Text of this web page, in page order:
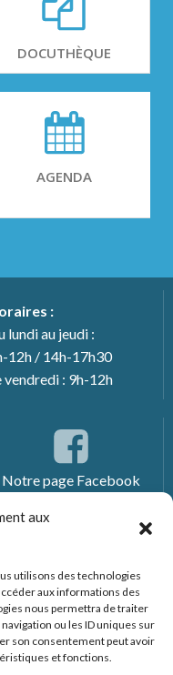
aux
utilisons des technologies
aux informations des
nous permettra de traiter
ou les ID uniques sur
son consentement peut avoir
et fonctions.
DOCUTHÈQUE
AGENDA
:
lundi au jeudi :
12h / 14h-17h30
vendredi : 9h-12h
Notre page Facebook